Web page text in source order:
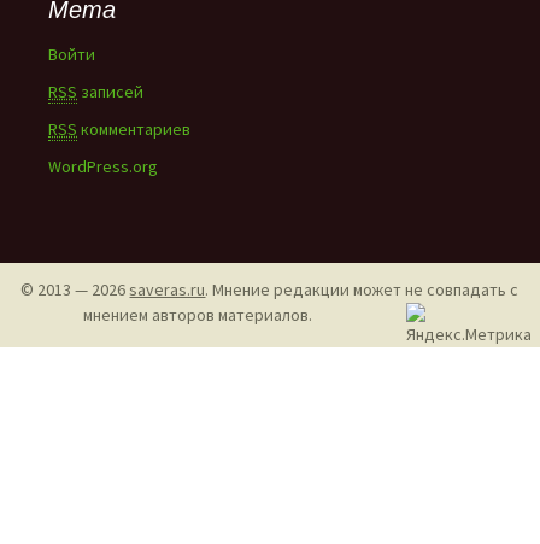
Мета
Войти
RSS записей
RSS комментариев
WordPress.org
© 2013 — 2026saveras.ru. Мнение редакции может не совпадать с
мнением авторов материалов.